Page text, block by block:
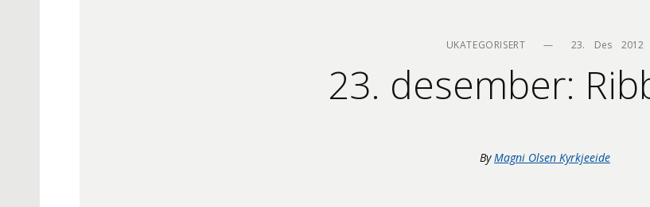
UKATEGORISERT — 23.    Des    2012
23. desember:
By Magni Olsen Kyrkjeeide